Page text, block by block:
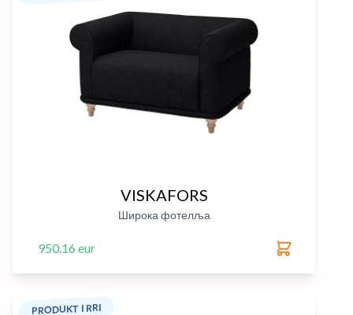
VISKAFORS
Широка фотелља
950.16 eur
PRODUKT I RRI